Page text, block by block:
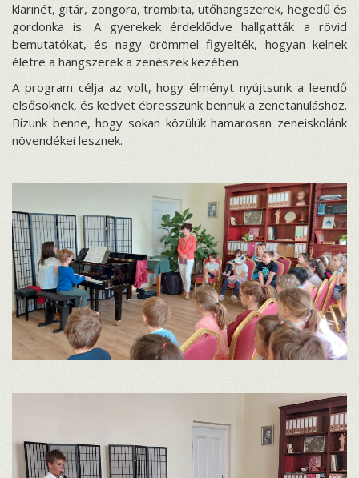
klarinét, gitár, zongora, trombita, ütőhangszerek, hegedű és
gordonka is. A gyerekek érdeklődve hallgatták a rövid
bemutatókat, és nagy örömmel figyelték, hogyan kelnek
életre a hangszerek a zenészek kezében.
A program célja az volt, hogy élményt nyújtsunk a leendő
elsősöknek, és kedvet ébresszünk bennük a zenetanuláshoz.
Bízunk benne, hogy sokan közülük hamarosan zeneiskolánk
növendékei lesznek.